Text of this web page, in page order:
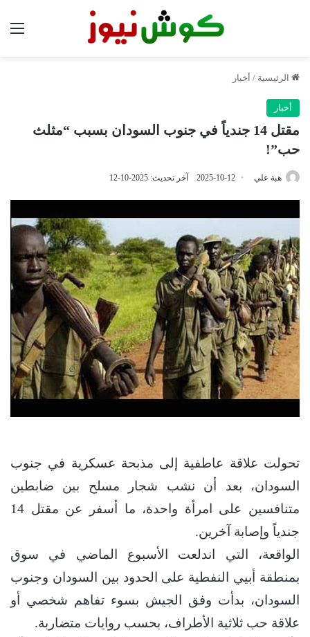
الرئيسية / أخبار
أخبار
مقتل 14 جندياً في جنوب السودان بسبب “مثلث
حب”!
هبة علي 2025-10-12 آخر تحديث: 2025-10-12
تحولت علاقة عاطفية إلى مذبحة عسكرية في جنوب
السودان، بعد أن نشب شجار مسلح بين ضابطين
متنافسين على امرأة واحدة، ما أسفر عن مقتل 14
جندياً وإصابة آخرين.
الواقعة، التي اندلعت الأسبوع الماضي في سوق
بمنطقة أبيي النفطية على الحدود بين السودان وجنوب
السودان، بدأت وفق الجيش بسوء تفاهم شخصي أو
علاقة حب ثلاثية الأطراف، بحسب روايات متضاربة.